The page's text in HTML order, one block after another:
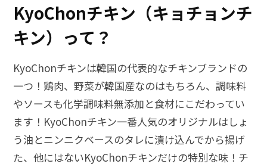
KyoChonチキン（キョチョンチ
キン）って？
KyoChonチキンは韓国の代表的なチキンブランドの
一つ！鶏肉、野菜が韓国産なのはもちろん、調味料
やソースも化学調味料無添加と食材にこだわってい
ます！KyoChonチキン一番人気のオリジナルはしょ
う油とニンニクベースのタレに漬け込んでから揚げ
た、他にはないKyoChonチキンだけの特別な味！チ